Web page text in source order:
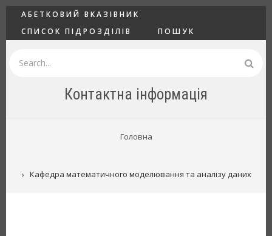
Перейти
основного
ГОЛОВНЕ
АБЕТКОВИЙ ВКАЗІВНИК
СПИСОК ПІДРОЗДІЛІВ
ПОШУК
Контактна інформація
Головна
Кафедра математичного моделювання та аналізу даних